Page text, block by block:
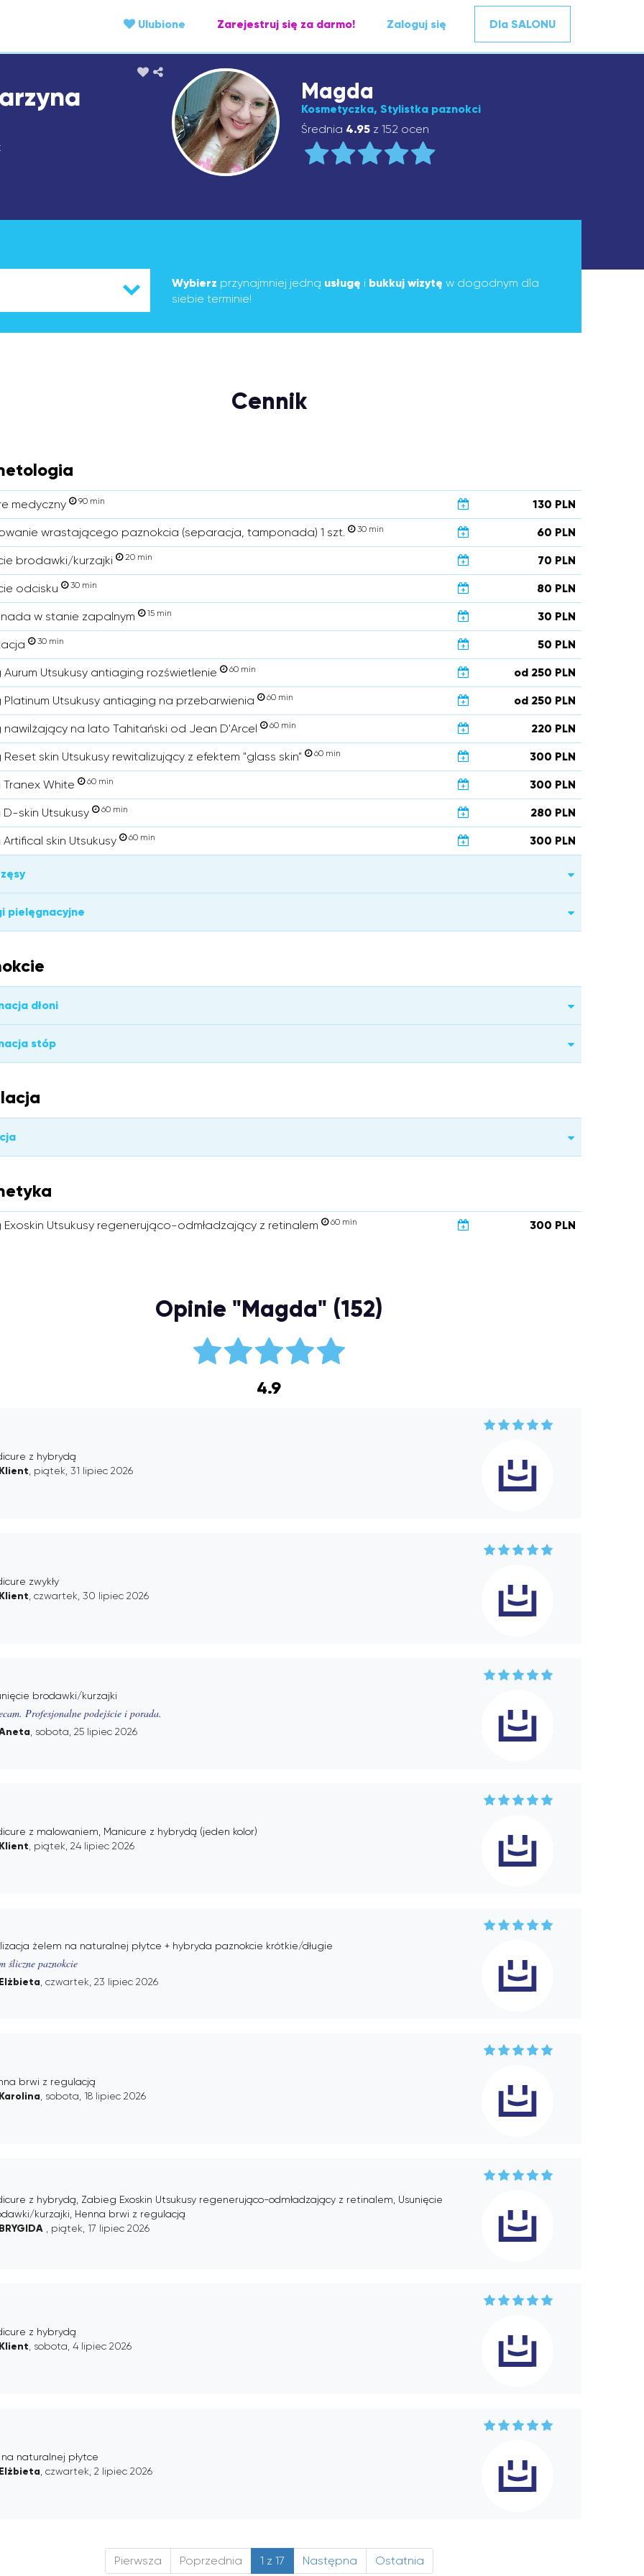
Ulubione Zarejestruj się za darmo! Zaloguj się Dla SALONU
Magda
Kosmetyczka, Stylistka paznokci
Średnia 4.95 z 152 ocen
Wybierz przynajmniej jedną usługę i bukkuj wizytę w dogodnym dla
siebie terminie!
Cennik
medyczny 90 min 130 PLN
wrastającego paznokcia (separacja, tamponada) 1 szt. 30 min 60 PLN
brodawki/kurzajki 20 min 70 PLN
odcisku 30 min 80 PLN
w stanie zapalnym 15 min 30 PLN
30 min 50 PLN
Utsukusy antiaging rozświetlenie 60 min od 250 PLN
Platinum Utsukusy antiaging na przebarwienia 60 min od 250 PLN
nawilżający na lato Tahitański od Jean D'Arcel 60 min 220 PLN
skin Utsukusy rewitalizujący z efektem "glass skin" 60 min 300 PLN
White 60 min 300 PLN
skin Utsukusy 60 min 280 PLN
skin Utsukusy 60 min 300 PLN
pielęgnacyjne
dłoni
stóp
Exoskin Utsukusy regenerująco-odmładzający z retinalem 60 min 300 PLN
Opinie "Magda" (152)
4.9
z hybrydą
Klient , piątek, 31 lipiec 2026
zwykły
Klient , czwartek, 30 lipiec 2026
brodawki/kurzajki
Profesjonalne podejście i porada.
, sobota, 25 lipiec 2026
z malowaniem, Manicure z hybrydą (jeden kolor)
Klient , piątek, 24 lipiec 2026
żelem na naturalnej płytce + hybryda paznokcie krótkie/długie
śliczne paznokcie
Elżbieta , czwartek, 23 lipiec 2026
brwi z regulacją
Karolina , sobota, 18 lipiec 2026
z hybrydą, Zabieg Exoskin Utsukusy regenerująco-odmładzający z retinalem, Usunięcie
kurzajki, Henna brwi z regulacją
BRYGIDA , piątek, 17 lipiec 2026
z hybrydą
Klient , sobota, 4 lipiec 2026
na naturalnej płytce
Elżbieta , czwartek, 2 lipiec 2026
Pierwsza Poprzednia 1 z 17 Następna Ostatnia